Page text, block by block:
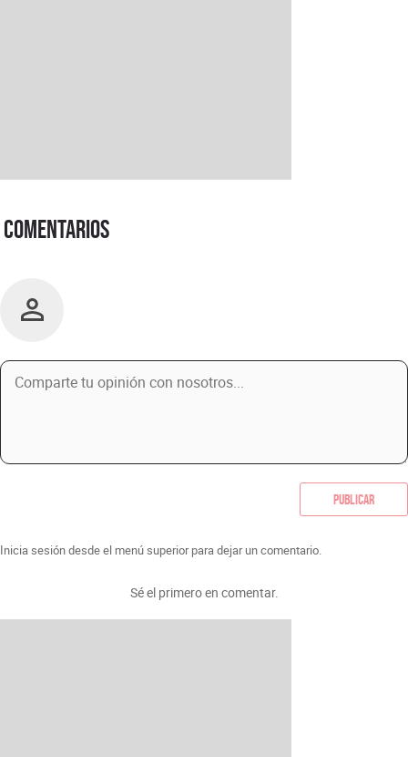
Comentarios
Publicar
Inicia sesión desde el menú superior para dejar un comentario.
Sé el primero en comentar.